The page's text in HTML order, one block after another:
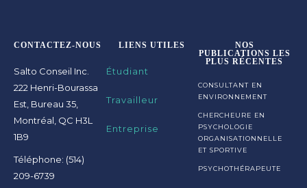
CONTACTEZ-NOUS
Salto Conseil Inc.
222 Henri-Bourassa
Est, Bureau 35,
Montréal, QC H3L
1B9
Téléphone: (514)
209-6739
LIENS UTILES
Étudiant
Travailleur
Entreprise
NOS
PUBLICATIONS LES
PLUS RÉCENTES
CONSULTANT EN
ENVIRONNEMENT
CHERCHEURE EN
PSYCHOLOGIE
ORGANISATIONNELLE
ET SPORTIVE
PSYCHOTHÉRAPEUTE